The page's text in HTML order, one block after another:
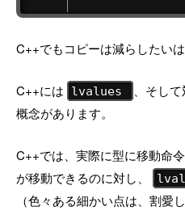
C++でもコピーは減らしたいは
C++には lvalues 、そし
概念があります。
C++では、実際に型に移動命
が移動できるのに対し、
（色々ある細かい点は、割愛し